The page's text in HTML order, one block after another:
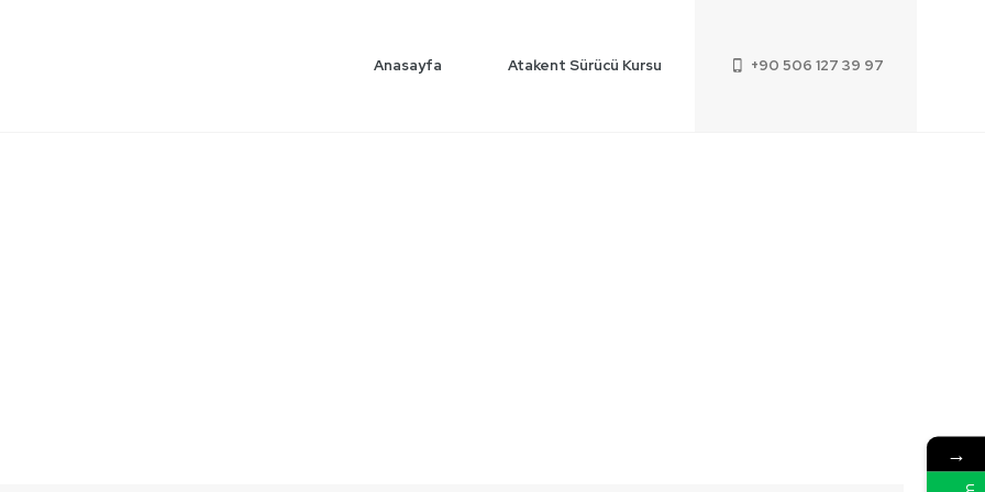
Anasayfa Atakent Sürücü Kursu +90 506 127 39 97
→